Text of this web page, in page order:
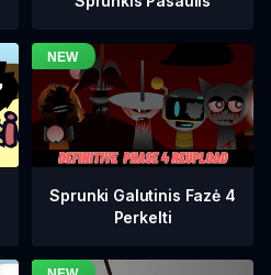
Sprunki Galutinis Fazė 4
Perkelti